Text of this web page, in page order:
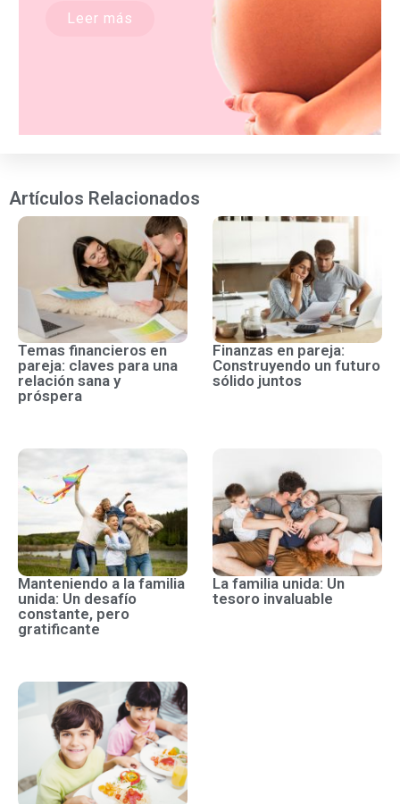
Leer más
Artículos Relacionados
Temas financieros en
pareja: claves para una
relación sana y
próspera
Finanzas en pareja:
Construyendo un futuro
sólido juntos
Manteniendo a la familia
unida: Un desafío
constante, pero
gratificante
La familia unida: Un
tesoro invaluable